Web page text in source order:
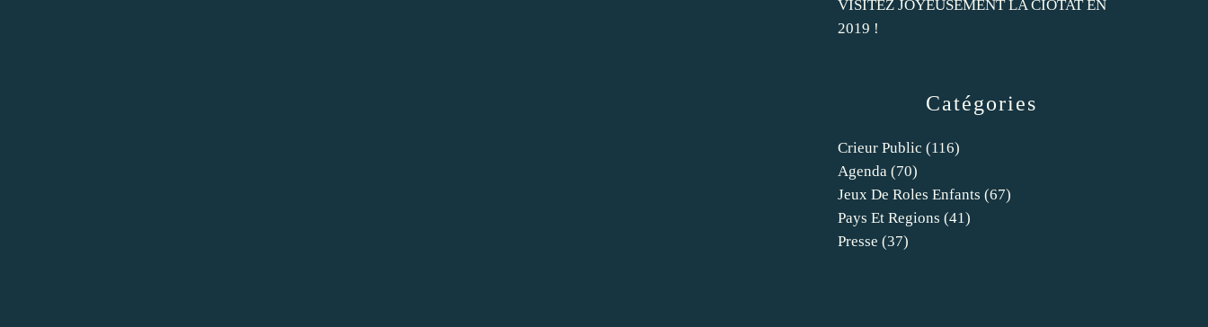
Catégories
Crieur Public (116)
Agenda (70)
Jeux De Roles Enfants (67)
Pays Et Regions (41)
Presse (37)
VISITEZ JOYEUSEMENT LA CIOTAT EN
2019 !